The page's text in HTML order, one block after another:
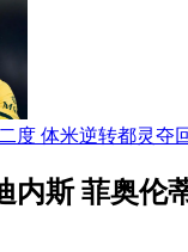
度 体米逆转都灵夺
内斯 菲奥伦